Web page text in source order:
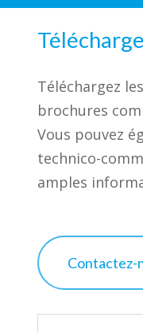
Téléchargez
brochures
Vous pouvez
technico-
amples
Contactez-